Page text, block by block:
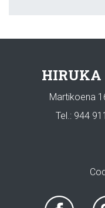
HIRUKA
Martikoena
Tel.: 944